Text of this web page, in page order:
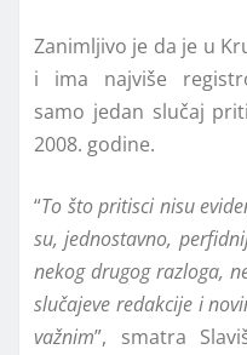
Zanimljivo je da je u
i ima najviše
samo jedan slučaj
2008. godine.
“To što pritisci nisu
su, jednostavno,
nekog drugog razloga,
slučajeve redakcije i
važnim”, smatra